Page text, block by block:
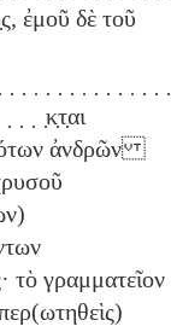
δὲ τοῦ
̣κ̣τ̣αι
ἀνδρῶν
τὸ γραμματεῖον